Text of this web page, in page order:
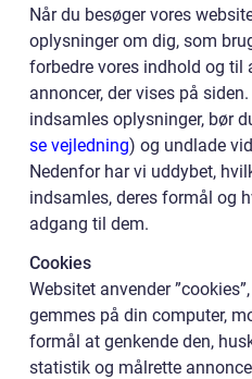
Når du besøger vores
oplysninger om dig, som
forbedre vores indhold og
annoncer, der vises på
indsamles oplysninger, bør
se vejledning) og undlade
Nedenfor har vi uddybet,
indsamles, deres formål og
adgang til dem.
Cookies
Websitet anvender
gemmes på din computer,
formål at genkende den,
statistik og målrette